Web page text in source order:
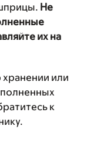
Не
их на
хранении или
к